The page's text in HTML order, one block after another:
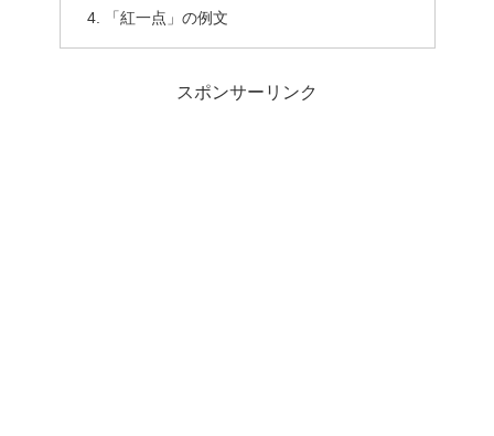
「紅一点」の例文
スポンサーリンク